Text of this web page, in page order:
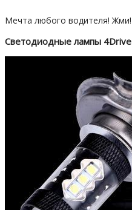
Мечта любого водителя! Жми!
Светодиодные лампы 4Drive